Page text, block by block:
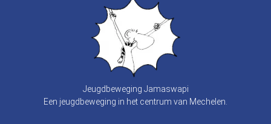
Jeugdbeweging Jamaswapi
Een jeugdbeweging in het centrum van Mechelen.